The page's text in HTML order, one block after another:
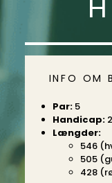
INFO OM
Par:5
Handicap:2
Længder:
546
505
428